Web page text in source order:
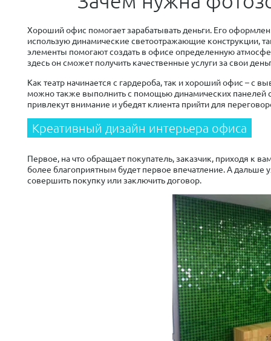
Хороший офис помогает зарабатывать деньги. Его
использую динамические светоотражающие конструкции,
элементы помогают создать в офисе определенную
здесь он сможет получить качественные услуги за свои
Как театр начинается с гардероба, так и хороший офис –
можно также выполнить с помощью динамических панелей
привлекут внимание и убедят клиента прийти для
Креативный дизайн интерьера офиса
Первое, на что обращает покупатель, заказчик, приходя к
более благоприятным будет первое впечатление. А дальше
совершить покупку или заключить договор.